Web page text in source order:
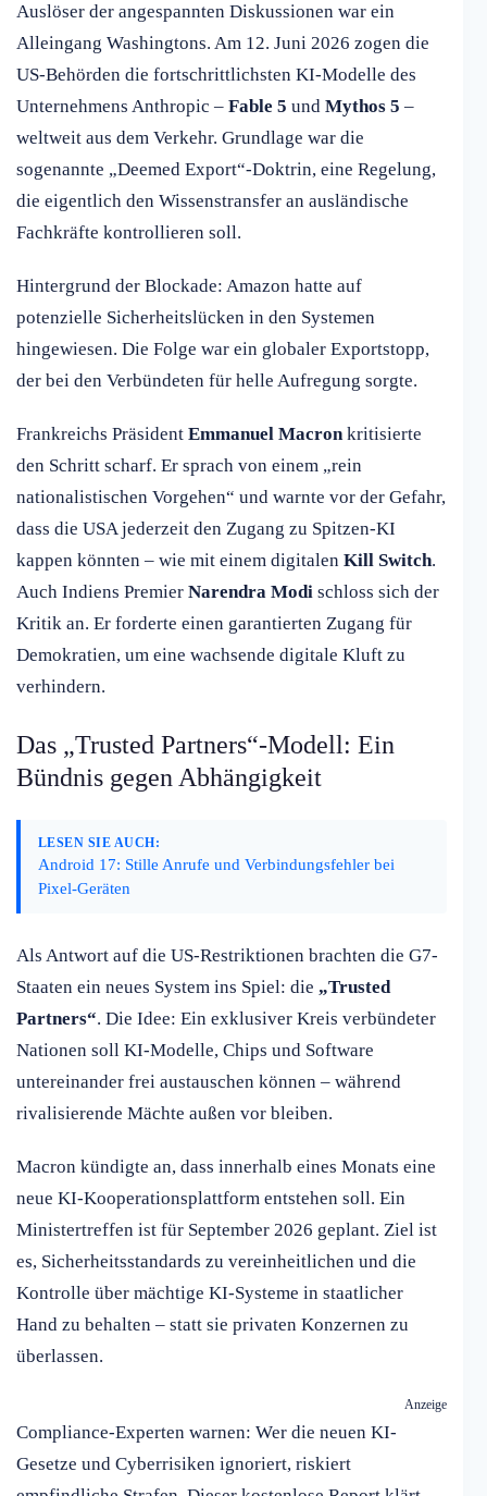
Auslöser der angespannten Diskussionen war ein
Alleingang Washingtons. Am 12. Juni 2026 zogen die
US-Behörden die fortschrittlichsten KI-Modelle des
Unternehmens Anthropic – Fable 5 und Mythos 5 –
weltweit aus dem Verkehr. Grundlage war die
sogenannte „Deemed Export“-Doktrin, eine Regelung,
die eigentlich den Wissenstransfer an ausländische
Fachkräfte kontrollieren soll.
Hintergrund der Blockade: Amazon hatte auf
potenzielle Sicherheitslücken in den Systemen
hingewiesen. Die Folge war ein globaler Exportstopp,
der bei den Verbündeten für helle Aufregung sorgte.
Frankreichs Präsident Emmanuel Macronkritisierte
den Schritt scharf. Er sprach von einem „rein
nationalistischen Vorgehen“ und warnte vor der Gefahr,
dass die USA jederzeit den Zugang zu Spitzen-KI
kappen könnten – wie mit einem digitalen Kill Switch.
Auch Indiens Premier Narendra Modi schloss sich der
Kritik an. Er forderte einen garantierten Zugang für
Demokratien, um eine wachsende digitale Kluft zu
verhindern.
Das „Trusted Partners“-Modell: Ein
Bündnis gegen Abhängigkeit
LESEN SIE AUCH:
Android 17: Stille Anrufe und Verbindungsfehler bei
Pixel-Geräten
Als Antwort auf die US-Restriktionen brachten die G7-
Staaten ein neues System ins Spiel: die „Trusted
Partners“. Die Idee: Ein exklusiver Kreis verbündeter
Nationen soll KI-Modelle, Chips und Software
untereinander frei austauschen können – während
rivalisierende Mächte außen vor bleiben.
Macron kündigte an, dass innerhalb eines Monats eine
neue KI-Kooperationsplattform entstehen soll. Ein
Ministertreffen ist für September 2026 geplant. Ziel ist
es, Sicherheitsstandards zu vereinheitlichen und die
Kontrolle über mächtige KI-Systeme in staatlicher
Hand zu behalten – statt sie privaten Konzernen zu
überlassen.
Anzeige
Compliance-Experten warnen: Wer die neuen KI-
Gesetze und Cyberrisiken ignoriert, riskiert